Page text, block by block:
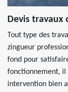
Devis travaux
Tout type des
zingueur
fond pour
fonctionnement, il
intervention bien